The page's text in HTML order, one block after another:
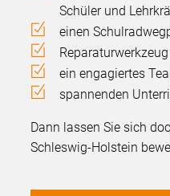
Schüler und
einen
ein engagiertes
spannenden
Dann lassen Sie sich
Schleswig-Holstein